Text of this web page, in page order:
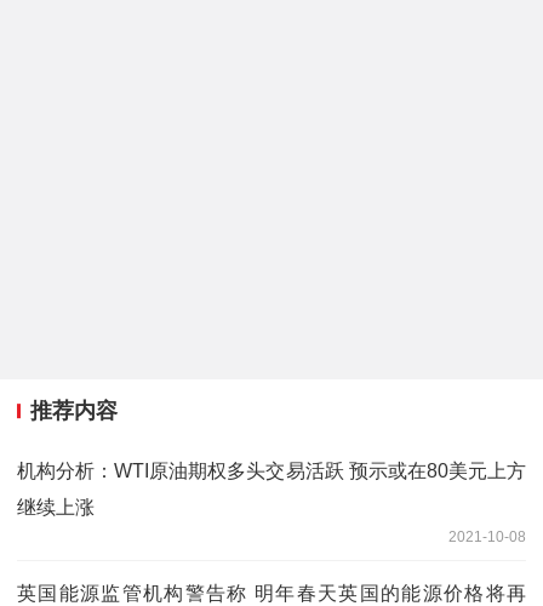
推荐内容
机构分析：WTI原油期权多头交易活跃 预示或在80美元上方
继续上涨
2021-10-08
英国能源监管机构警告称 明年春天英国的能源价格将再